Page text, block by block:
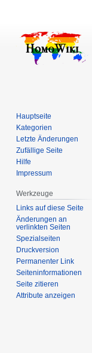
Hauptseite
Kategorien
Letzte Änderungen
Zufällige Seite
Hilfe
Impressum
Werkzeuge
Links auf diese Seite
Änderungen an
verlinkten Seiten
Spezialseiten
Druckversion
Permanenter Link
Seiten­­informationen
Seite zitieren
Attribute anzeigen